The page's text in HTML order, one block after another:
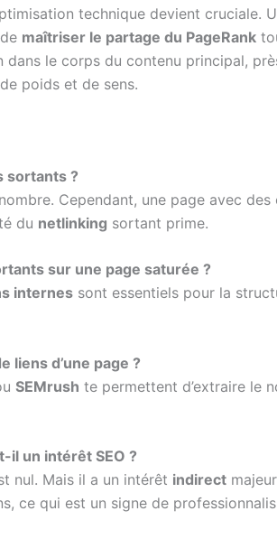
technique devient
maîtriser le partage du PageRank
dans le corps du contenu principal,
poids et de sens.
sortants ?
Cependant, une page avec
du netlinking sortant prime.
sur une page saturée ?
internes sont essentiels pour la
liens d’une page ?
SEMrush te permettent d’extraire le
il un intérêt SEO ?
nul. Mais il a un intérêt indirect
ce qui est un signe de